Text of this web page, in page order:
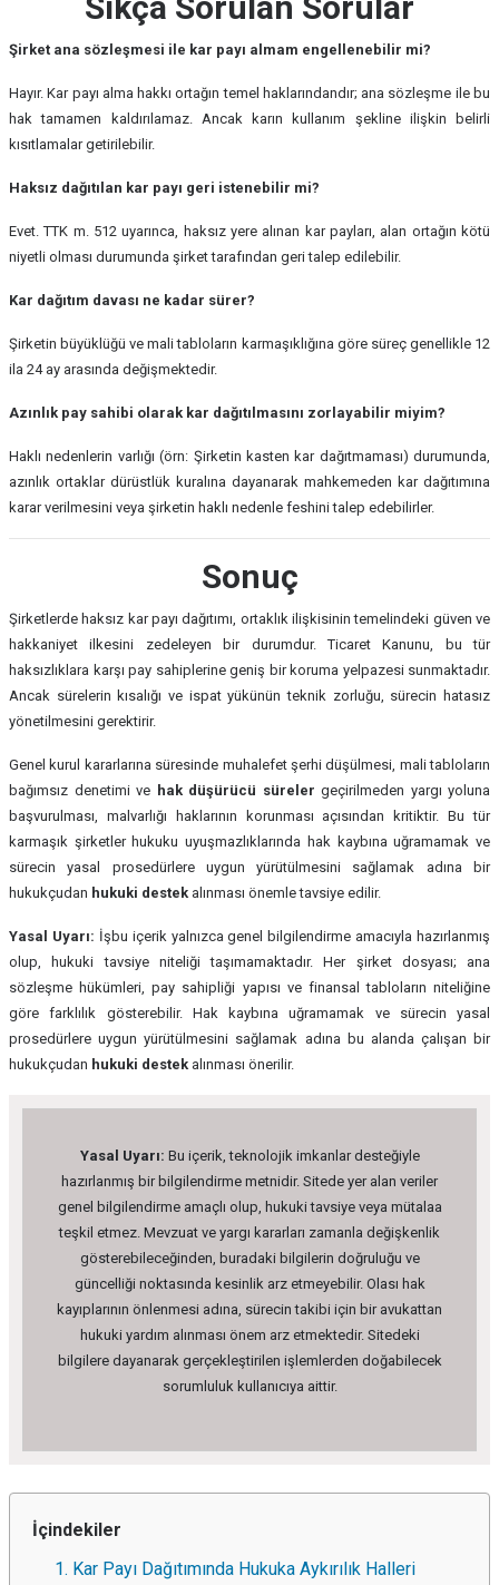
Şirket ana sözleşmesi ile kar payı almam engellenebilir mi?
Hayır. Kar payı alma hakkı ortağın temel haklarındandır; ana sözleşme ile bu
hak tamamen kaldırılamaz. Ancak karın kullanım şekline ilişkin belirli
kısıtlamalar getirilebilir.
Haksız dağıtılan kar payı geri istenebilir mi?
Evet. TTK m. 512 uyarınca, haksız yere alınan kar payları, alan ortağın kötü
niyetli olması durumunda şirket tarafından geri talep edilebilir.
Kar dağıtım davası ne kadar sürer?
Şirketin büyüklüğü ve mali tabloların karmaşıklığına göre süreç genellikle 12
ila 24 ay arasında değişmektedir.
Azınlık pay sahibi olarak kar dağıtılmasını zorlayabilir miyim?
Haklı nedenlerin varlığı (örn: Şirketin kasten kar dağıtmaması) durumunda,
azınlık ortaklar dürüstlük kuralına dayanarak mahkemeden kar dağıtımına
karar verilmesini veya şirketin haklı nedenle feshini talep edebilirler.
Sonuç
Şirketlerde haksız kar payı dağıtımı, ortaklık ilişkisinin temelindeki güven ve
hakkaniyet ilkesini zedeleyen bir durumdur. Ticaret Kanunu, bu tür
haksızlıklara karşı pay sahiplerine geniş bir koruma yelpazesi sunmaktadır.
Ancak sürelerin kısalığı ve ispat yükünün teknik zorluğu, sürecin hatasız
yönetilmesini gerektirir.
Genel kurul kararlarına süresinde muhalefet şerhi düşülmesi, mali tabloların
bağımsız denetimi ve hak düşürücü süreler geçirilmeden yargı yoluna
başvurulması, malvarlığı haklarının korunması açısından kritiktir. Bu tür
karmaşık şirketler hukuku uyuşmazlıklarında hak kaybına uğramamak ve
sürecin yasal prosedürlere uygun yürütülmesini sağlamak adına bir
hukukçudan hukuki destek alınması önemle tavsiye edilir.
Yasal Uyarı: İşbu içerik yalnızca genel bilgilendirme amacıyla hazırlanmış
olup, hukuki tavsiye niteliği taşımamaktadır. Her şirket dosyası; ana
sözleşme hükümleri, pay sahipliği yapısı ve finansal tabloların niteliğine
göre farklılık gösterebilir. Hak kaybına uğramamak ve sürecin yasal
prosedürlere uygun yürütülmesini sağlamak adına bu alanda çalışan bir
hukukçudan hukuki destek alınması önerilir.
Yasal Uyarı: Bu içerik, teknolojik imkanlar desteğiyle
hazırlanmış bir bilgilendirme metnidir. Sitede yer alan veriler
genel bilgilendirme amaçlı olup, hukuki tavsiye veya mütalaa
teşkil etmez. Mevzuat ve yargı kararları zamanla değişkenlik
gösterebileceğinden, buradaki bilgilerin doğruluğu ve
güncelliği noktasında kesinlik arz etmeyebilir. Olası hak
kayıplarının önlenmesi adına, sürecin takibi için bir avukattan
hukuki yardım alınması önem arz etmektedir. Sitedeki
bilgilere dayanarak gerçekleştirilen işlemlerden doğabilecek
sorumluluk kullanıcıya aittir.
İçindekiler
1. Kar Payı Dağıtımında Hukuka Aykırılık Halleri